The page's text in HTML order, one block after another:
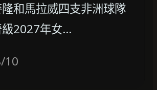
和馬拉威四支非洲球隊
級2027年女…
10